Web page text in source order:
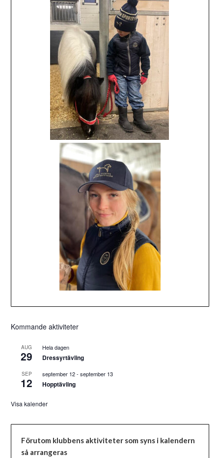
Kommande aktiviteter
AUG
29
Hela dagen
Dressyrtävling
SEP
12
september 12-september 13
Hopptävling
Visa kalender
Förutom klubbens aktiviteter som syns i kalendern
så arrangeras